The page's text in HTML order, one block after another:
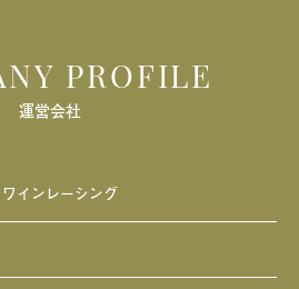
PROFILE
運営会社
インレーシング